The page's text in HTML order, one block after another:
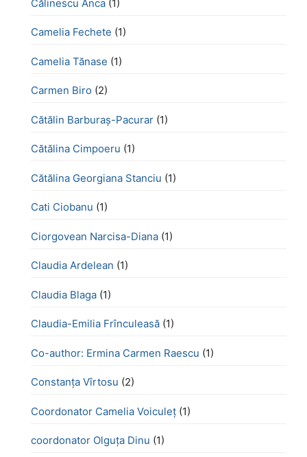
Călinescu Anca (1)
Camelia Fechete (1)
Camelia Tănase (1)
Carmen Biro (2)
Cătălin Barburaș-Pacurar (1)
Cătălina Cimpoeru (1)
Cătălina Georgiana Stanciu (1)
Cati Ciobanu (1)
Ciorgovean Narcisa-Diana (1)
Claudia Ardelean (1)
Claudia Blaga (1)
Claudia-Emilia Frînculeasă (1)
Co-author: Ermina Carmen Raescu (1)
Constanța Vîrtosu (2)
Coordonator Camelia Voiculeț (1)
coordonator Olguța Dinu (1)